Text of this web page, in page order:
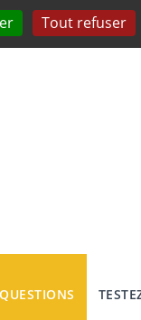
Tout refuser